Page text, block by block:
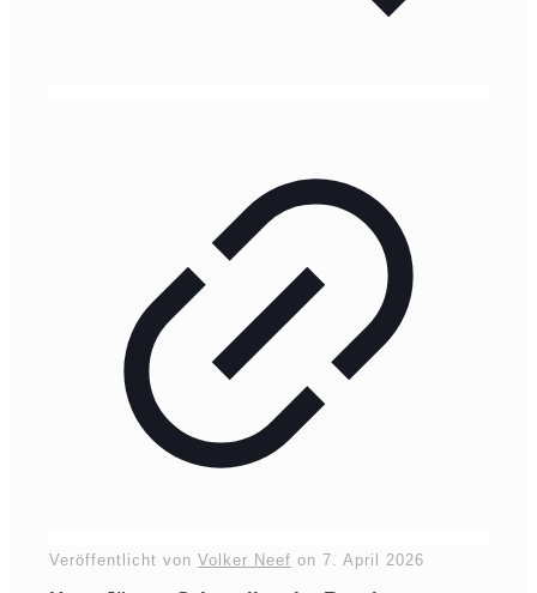
Veröffentlicht von Volker Neef on 7. April 2026